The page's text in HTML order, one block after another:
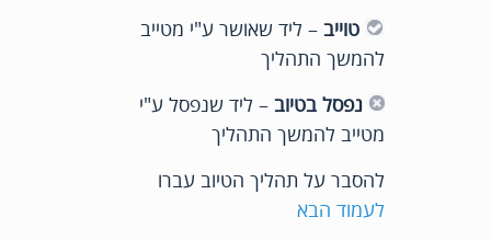
טוייב– ליד שאושר ע"י מטייב
להמשך התהליך
נפסל בטיוב– ליד שנפסל ע"י
מטייב להמשך התהליך
להסבר על תהליך הטיוב עברו
לעמוד הבא